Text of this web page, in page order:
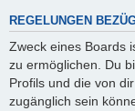
REGELUNGEN
Zweck eines Boards
zu ermöglichen. Du
Profils und die von
zugänglich sein